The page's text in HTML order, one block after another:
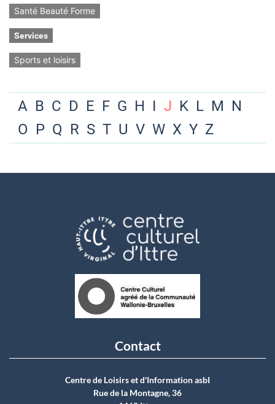
Santé Beauté Forme
Services
Sports et loisirs
A B C D E F G H I J K L M N
O P Q R S T U V W X Y Z
Contact
Centre de Loisirs et d'Information asbI
Rue de la Montagne, 36